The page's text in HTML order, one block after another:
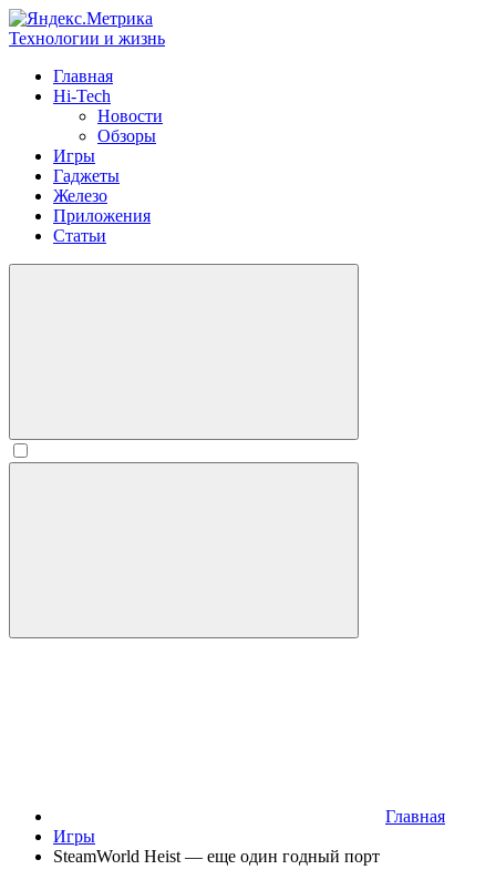
Технологии и жизнь
Главная
Hi-Tech
Новости
Обзоры
Игры
Гаджеты
Железо
Приложения
Статьи
Главная
Игры
SteamWorld Heist — еще один годный порт